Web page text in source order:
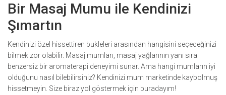
Bir Masaj Mumu ile Kendinizi
Şımartın
Kendinizi özel hissettiren bukleleri arasından hangisini seçeceğinizi
bilmek zor olabilir. Masaj mumları, masaj yağlarının yanı sıra
benzersiz bir aromaterapi deneyimi sunar. Ama hangi mumların iyi
olduğunu nasıl bilebilirsiniz? Kendinizi mum marketinde kaybolmuş
hissetmeyin. Size biraz yol göstermek için buradayım!